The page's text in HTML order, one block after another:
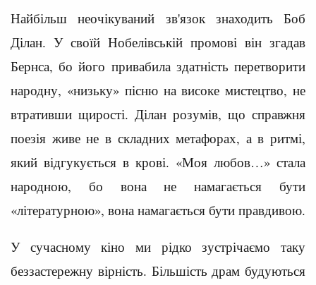
Найбільш неочікуваний зв'язок знаходить Боб
Ділан. У своїй Нобелівській промові він згадав
Бернса, бо його привабила здатність перетворити
народну, «низьку» пісню на високе мистецтво, не
втративши щирості. Ділан розумів, що справжня
поезія живе не в складних метафорах, а в ритмі,
який відгукується в крові. «Моя любов…» стала
народною, бо вона не намагається бути
«літературною», вона намагається бути правдивою.
У сучасному кіно ми рідко зустрічаємо таку
беззастережну вірність. Більшість драм будуються